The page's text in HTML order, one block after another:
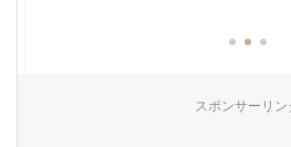
スポンサーリン